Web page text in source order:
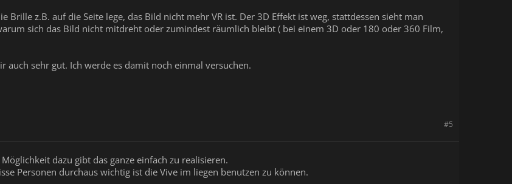
Brille z.B. auf die Seite lege, das Bild nicht mehr VR ist. Der 3D Effekt ist weg, stattdessen sieht man
sich das Bild nicht mitdreht oder zumindest räumlich bleibt ( bei einem 3D oder 180 oder 360 Film,
auch sehr gut. Ich werde es damit noch einmal versuchen.
#5
dazu gibt das ganze einfach zu realisieren.
Personen durchaus wichtig ist die Vive im liegen benutzen zu können.